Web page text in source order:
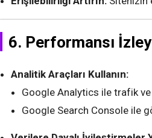
6. Performansı
Analitik Araçları Kullanın:
Google Analytics ile trafik ve
Google Search Console ile